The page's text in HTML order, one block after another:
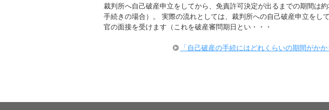
裁判所へ自己破産申立をしてから、免責許可決定が出るまでの期間は
手続きの場合）。 実際の流れとしては、裁判所への自己破産申立をし
官の面接を受けます（これを破産審問期日とい・・・
「自己破産の手続にはどれくらいの期間がか